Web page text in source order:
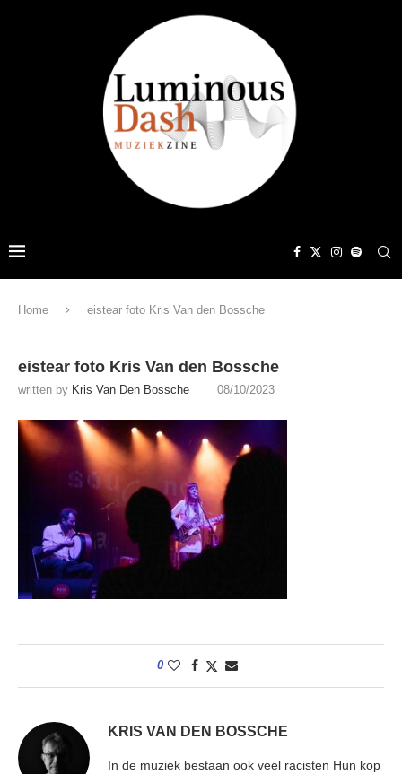
Home eistear foto Kris Van den Bossche
eistear foto Kris Van den Bossche
written by Kris Van Den Bossche 08/10/2023
0
KRIS VAN DEN BOSSCHE
In de muziek bestaan ook veel racisten Hun kop